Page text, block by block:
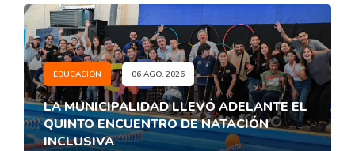
EDUCACIÓN 06 AGO, 2026
LA MUNICIPALIDAD LLEVÓ ADELANTE EL
QUINTO ENCUENTRO DE NATACIÓN
INCLUSIVA